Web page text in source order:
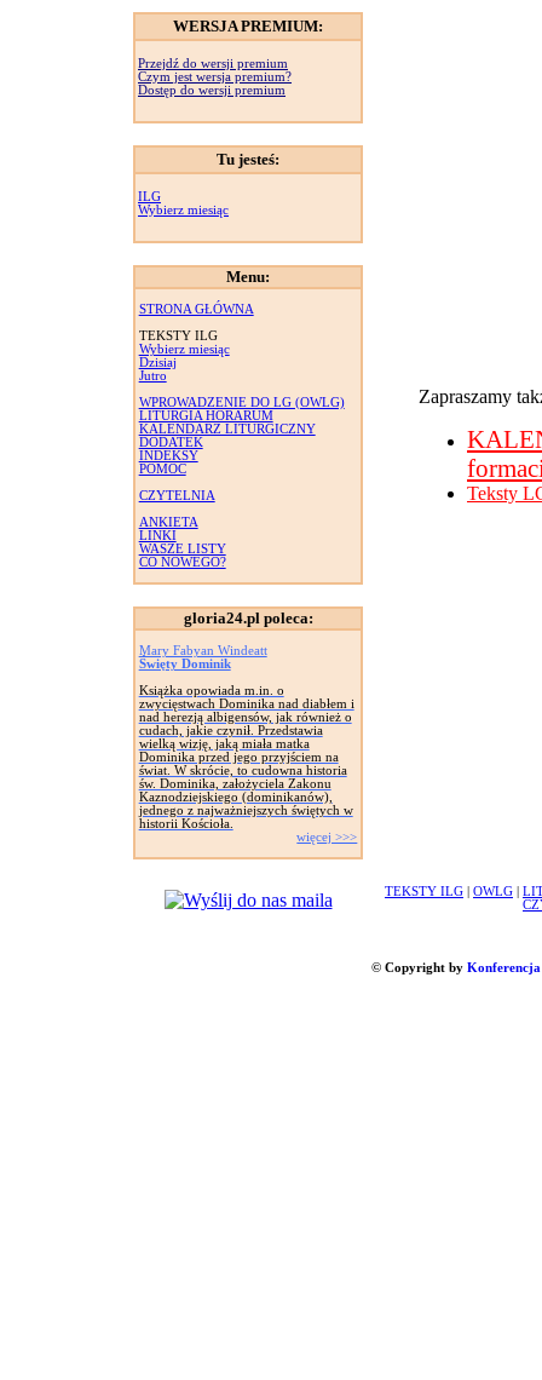
WERSJA PREMIUM:
Przejdź do wersji premium
Czym jest wersja premium?
Dostęp do wersji premium
Tu jesteś:
ILG
Wybierz miesiąc
Menu:
STRONA GŁÓWNA
TEKSTY ILG
Wybierz miesiąc
Dzisiaj
Jutro
WPROWADZENIE DO LG (OWLG)
LITURGIA HORARUM
KALENDARZ LITURGICZNY
DODATEK
INDEKSY
POMOC
CZYTELNIA
ANKIETA
LINKI
WASZE LISTY
CO NOWEGO?
gloria24.pl poleca:
Mary Fabyan Windeatt
Święty Dominik
Książka opowiada m.in. o
zwycięstwach Dominika nad diabłem i
nad herezją albigensów, jak również o
cudach, jakie czynił. Przedstawia
wielką wizję, jaką miała matka
Dominika przed jego przyjściem na
świat. W skrócie, to cudowna historia
św. Dominika, założyciela Zakonu
Kaznodziejskiego (dominikanów),
jednego z najważniejszych świętych w
historii Kościoła.
więcej >>>
Zapraszamy
Teksty
TEKSTY ILG OWLG
© Copyright by Konferencja